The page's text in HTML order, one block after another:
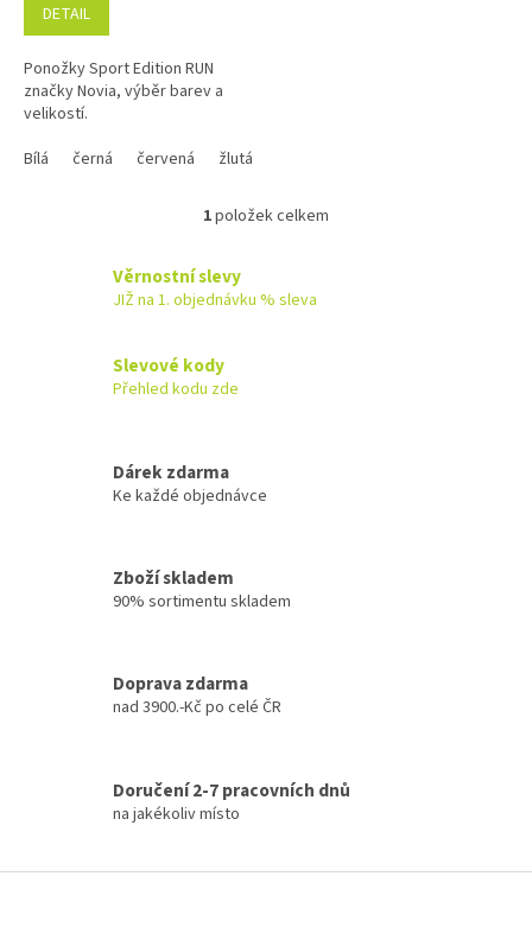
5,0
5
hvězdiček.
DETAIL
Ponožky Sport Edition RUN
značky Novia, výběr barev a
velikostí.
Bílá
černá červená žlutá
O
á
y
s
1položek celkem
Věrnostní slevy
JIŽ na 1. objednávku % sleva
Slevové kody
Přehled kodu zde
Dárek zdarma
Ke každé objednávce
Zboží skladem
90% sortimentu skladem
Doprava zdarma
nad 3900.-Kč po celé ČR
Doručení 2-7 pracovních dnů
na jakékoliv místo
Z